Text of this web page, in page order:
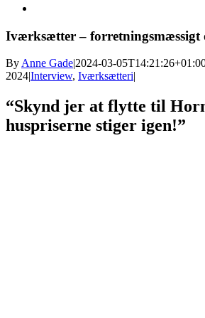
Iværksætter – forretningsmæssigt
ByAnne Gade|2024-03-
2024|Interview, Iværksætteri|
“Skynd jer at flytte til
huspriserne stiger igen!”